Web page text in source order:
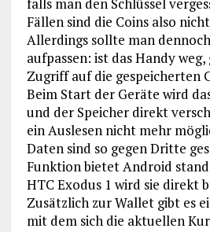
falls man den Schlüssel
Fällen sind die Coins also
Allerdings sollte man
aufpassen: ist das Handy
Zugriff auf die gespeicherten
Beim Start der Geräte wird
und der Speicher direkt
ein Auslesen nicht mehr
Daten sind so gegen Dritte
Funktion bietet Android
HTC Exodus 1 wird sie direkt
Zusätzlich zur Wallet gibt es
mit dem sich die aktuellen